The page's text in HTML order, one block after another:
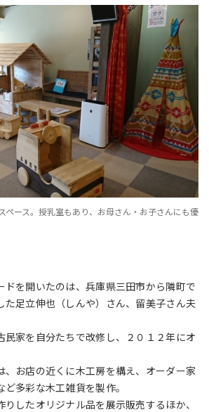
ペース。授乳室もあり、お母さん・お子さんにも優
ドを開いたのは、兵庫県三田市から隣町で
た足立伸也（しんや）さん、留美子さん夫
民家を自分たちで改修し、２０１２年にオ
、お店の近くに木工房を構え、オーダー家
多彩な木工雑貨を製作。
したオリジナル品を展示販売するほか、